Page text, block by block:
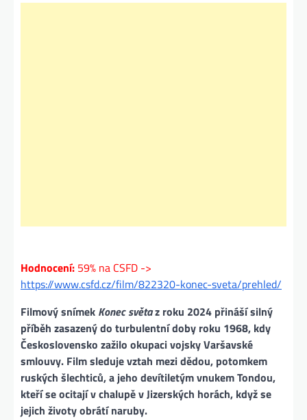
Hodnocení: 59% na CSFD ->
https://www.csfd.cz/film/822320-konec-sveta/prehled/
Filmový snímek Konec světaz roku 2024 přináší silný
příběh zasazený do turbulentní doby roku 1968, kdy
Československo zažilo okupaci vojsky Varšavské
smlouvy. Film sleduje vztah mezi dědou, potomkem
ruských šlechticů, a jeho devítiletým vnukem Tondou,
kteří se ocitají v chalupě v Jizerských horách, když se
jejich životy obrátí naruby.